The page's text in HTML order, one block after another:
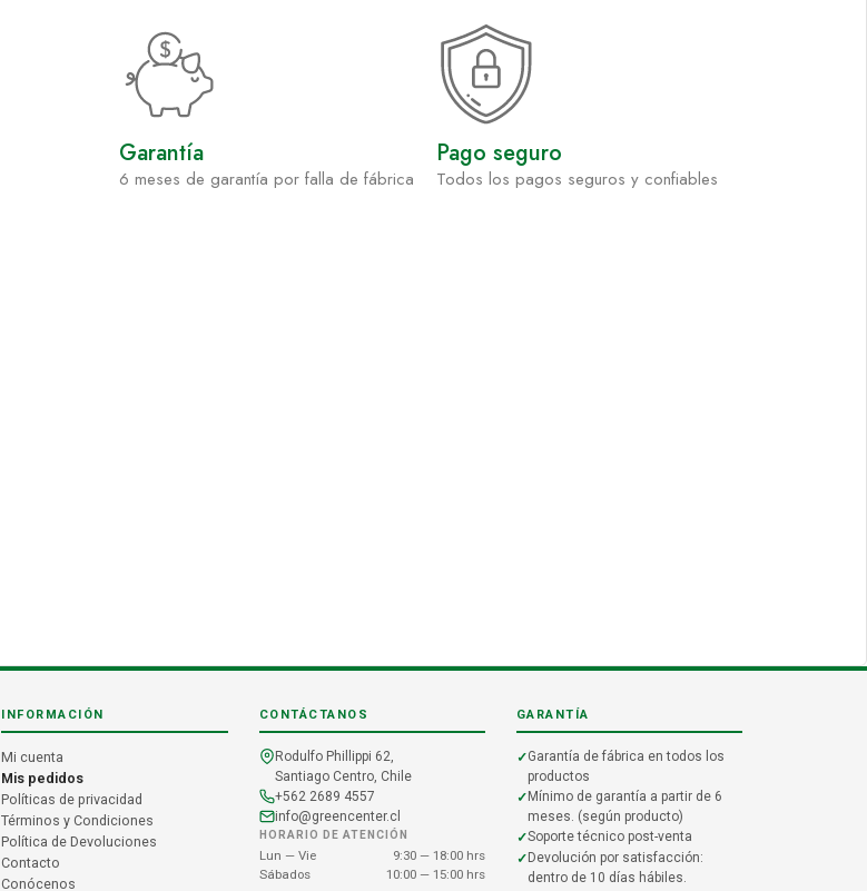
Garantía
6 meses de garantía por falla de fábrica
Pago seguro
Todos los pagos seguros y confiables
INFORMACIÓN
Mi cuenta
Mis pedidos
Políticas de privacidad
Términos y Condiciones
Política de Devoluciones
Contacto
Conócenos
CONTÁCTANOS
Rodulfo Phillippi 62,
Santiago Centro, Chile
+562 2689 4557
info@greencenter.cl
HORARIO DE ATENCIÓN
Lun — Vie
9:30 — 18:00 hrs
Sábados
10:00 — 15:00 hrs
GARANTÍA
Garantía de fábrica en todos los
productos
Mínimo de garantía a partir de 6
meses. (según producto)
Soporte técnico post-venta
Devolución por satisfacción:
dentro de 10 días hábiles.